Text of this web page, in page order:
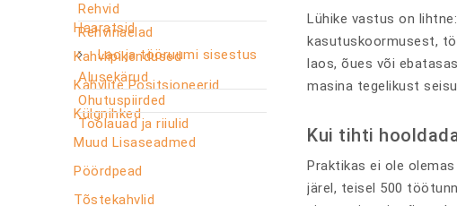
Rehvid
Rehvinaelad
Lao ja tööruumi sisestus
Alusekärud
Ohutuspiirded
Töölauad ja riiulid
Lühike vastus on
kasutuskoormusest,
laos, õues või
masina tegelikust
Kui tihti
Praktikas ei ole
järel, teisel 500
Haaratsid
Kahvlipikendused
Kahvlite Positsioneerid
Külgnihked
Muud Lisaseadmed
Pöördpead
Tõstekahvlid